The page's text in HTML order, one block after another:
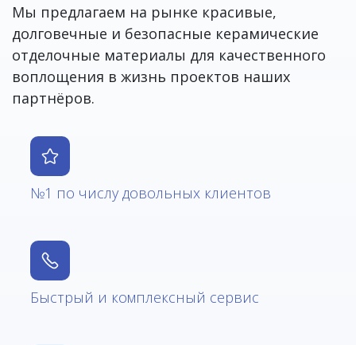
Мы предлагаем на рынке красивые,
долговечные и безопасные керамические
отделочные материалы для качественного
воплощения в жизнь проектов наших
партнёров.
№1 по числу довольных клиентов
Быстрый и комплексный сервис